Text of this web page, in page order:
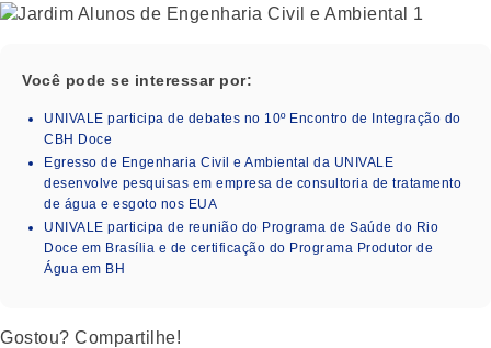
Você pode se interessar por:
UNIVALE participa de debates no 10º Encontro de Integração do
CBH Doce
Egresso de Engenharia Civil e Ambiental da UNIVALE
desenvolve pesquisas em empresa de consultoria de tratamento
de água e esgoto nos EUA
UNIVALE participa de reunião do Programa de Saúde do Rio
Doce em Brasília e de certificação do Programa Produtor de
Água em BH
Gostou? Compartilhe!